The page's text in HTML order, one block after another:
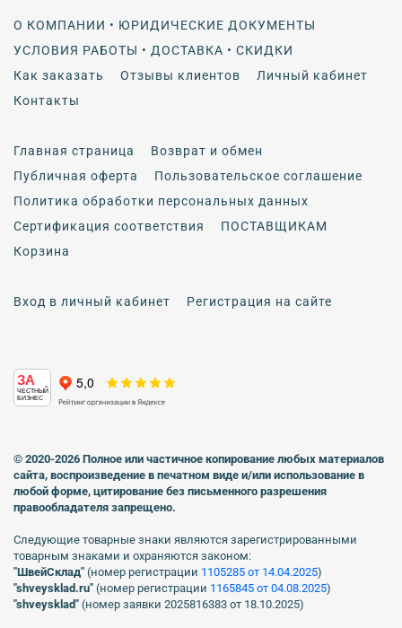
О КОМПАНИИ • ЮРИДИЧЕСКИЕ ДОКУМЕНТЫ
УСЛОВИЯ РАБОТЫ • ДОСТАВКА • СКИДКИ
Как заказать
Отзывы клиентов
Личный кабинет
Контакты
Главная страница
Возврат и обмен
Публичная оферта
Пользовательское соглашение
Политика обработки персональных данных
Сертификация соответствия
ПОСТАВЩИКАМ
Корзина
Вход в личный кабинет Регистрация на сайте
ЗА
ЧЕСТНЫЙ
БИЗНЕС
© 2020-2026 Полное или частичное копирование любых материалов
сайта, воспроизведение в печатном виде и/или использование в
любой форме, цитирование без письменного разрешения
правообладателя запрещено.
Следующие товарные знаки являются зарегистрированными
товарным знаками и охраняются законом:
"ШвейСклад" (номер регистрации 1105285 от 14.04.2025)
"shveуsklad.ru" (номер регистрации 1165845 от 04.08.2025)
"shveysklad" (номер заявки 2025816383 от 18.10.2025)